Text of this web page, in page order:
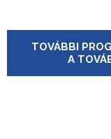
TOVÁBBI
A